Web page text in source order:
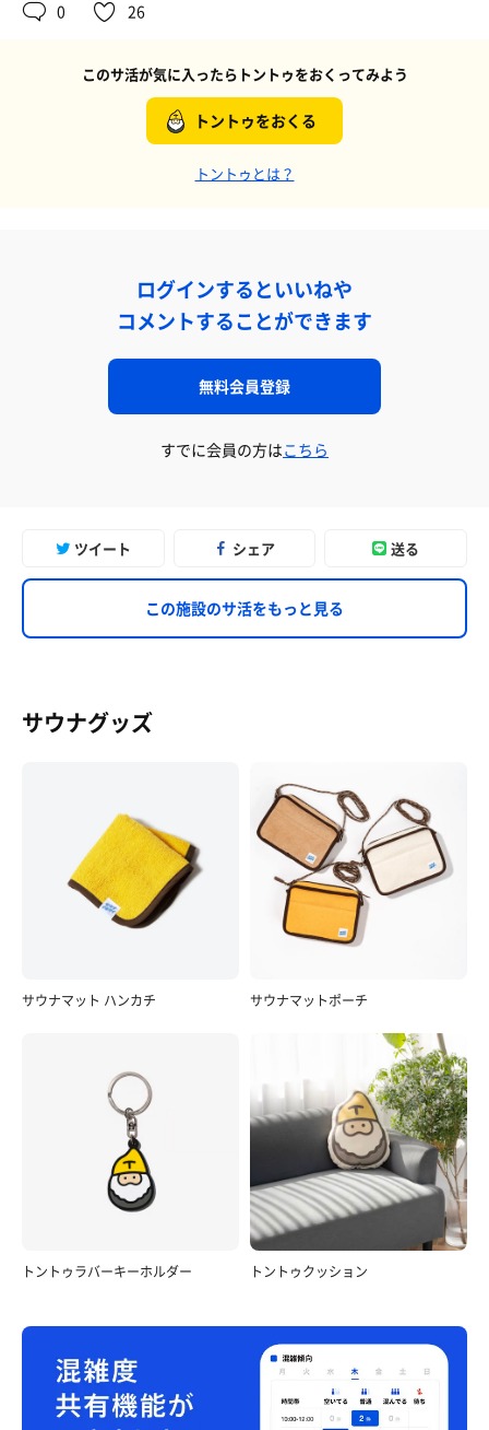
0 26
このサ活が気に入ったらトントゥをおくってみよう
トントゥをおくる
トントゥとは？
ログインするといいねや
コメントすることができます
無料会員登録
すでに会員の方はこちら
ツイート シェア 送る
この施設のサ活をもっと見る
サウナグッズ
サウナマット ハンカチ サウナマットポーチ
トントゥラバーキーホルダー トントゥクッション